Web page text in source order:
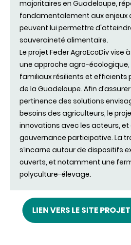
majoritaires en Guadeloupe,
fondamentalement aux enjeux
peuvent lui permettre
souveraineté alimentaire.
Le projet Feder AgroEcoDiv vise
une approche agro-
familiaux résilients et efficients
de la Guadeloupe. Afin
pertinence des solutions
besoins des agriculteurs, le
innovations avec les acteurs,
gouvernance participative. La
s’incarne autour de dispositifs
ouverts, et notamment une
polyculture-élevage.
LIEN VERS LE SITE